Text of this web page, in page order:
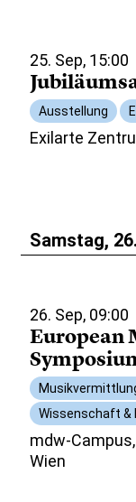
25. Sep, 15:00
Ausstellung
Exilarte
Samstag,
26. Sep, 09:00
European
Wissenschaft &
mdw-
Wien